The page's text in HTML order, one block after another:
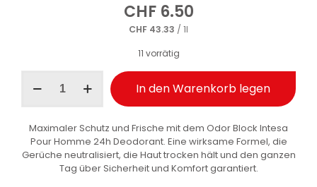
CHF6.50
CHF 43.33 / 1l
11 vorrätig
Pour
Odor
Block
24h
In den Warenkorb legen
Maximaler Schutz und Frische mit dem Odor Block Intesa
Pour Homme 24h Deodorant. Eine wirksame Formel, die
Gerüche neutralisiert, die Haut trocken hält und den ganzen
Tag über Sicherheit und Komfort garantiert.